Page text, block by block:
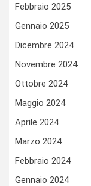
Febbraio 2025
Gennaio 2025
Dicembre 2024
Novembre 2024
Ottobre 2024
Maggio 2024
Aprile 2024
Marzo 2024
Febbraio 2024
Gennaio 2024